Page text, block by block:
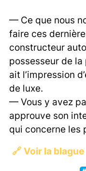
— Ce que nous
faire ces
constructeur
possesseur de
ait l’impression
de luxe.
— Vous y avez
approuve son
qui concerne les
🔗 Voir la blague